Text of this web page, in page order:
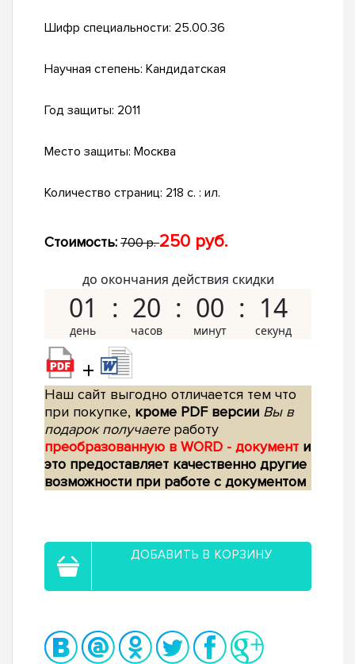
Шифр специальности: 25.00.36
Научная степень: Кандидатская
Год защиты: 2011
Место защиты: Москва
Количество страниц: 218 с. : ил.
Стоимость: 700 р.250 руб.
до окончания действия скидки
01 20 00 13
+
Наш сайт выгодно отличается тем что
при покупке, кроме PDF версии Вы в
подарок получаетеработу
преобразованную в WORD - документ и
это предоставляет качественно другие
возможности при работе с документом
ДОБАВИТЬ В КОРЗИНУ